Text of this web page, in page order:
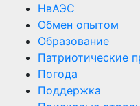
НвАЭС
Обмен опытом
Образование
Патриотические
Погода
Поддержка